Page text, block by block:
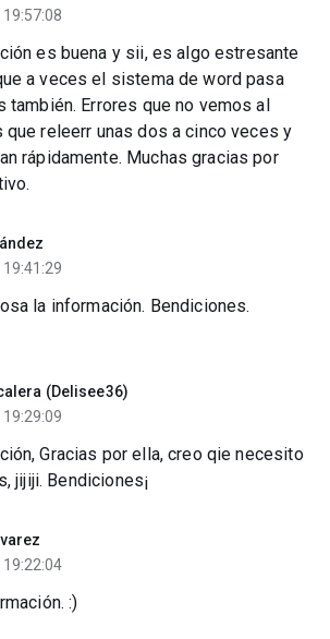
es buena y sii, es algo estresante
a veces el sistema de word pasa
también. Errores que no vemos al
releerr unas dos a cinco veces y
rápidamente. Muchas gracias por
la información. Bendiciones.
(Delisee36)
Gracias por ella, creo qie necesito
jijiji. Bendiciones¡
:)